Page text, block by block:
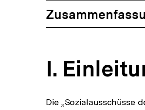
I.
Die „Sozialausschüsse